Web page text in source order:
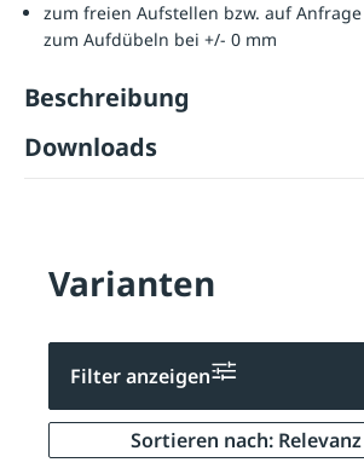
zum freien Aufstellen bzw. auf
zum Aufdübeln bei +/- 0 mm
Beschreibung
Downloads
Varianten
Filter anzeigen